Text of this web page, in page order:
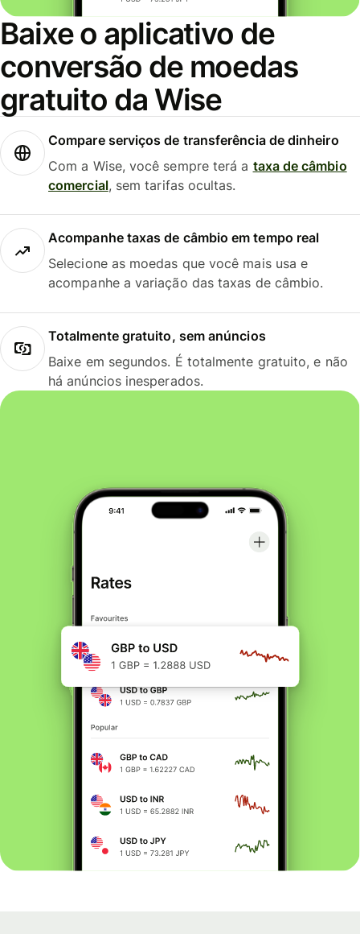
Baixe o aplicativo de
conversão de moedas
gratuito da Wise
Compare serviços de transferência de dinheiro
Com a Wise, você sempre terá a taxa de câmbio
comercial, sem tarifas ocultas.
Acompanhe taxas de câmbio em tempo real
Selecione as moedas que você mais usa e
acompanhe a variação das taxas de câmbio.
Totalmente gratuito, sem anúncios
Baixe em segundos. É totalmente gratuito, e não
há anúncios inesperados.